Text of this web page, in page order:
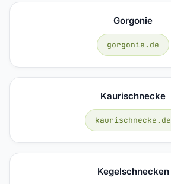
Gorgonie
gorgonie.de
Kaurischnecke
kaurischnecke.de
Kegelschnecken